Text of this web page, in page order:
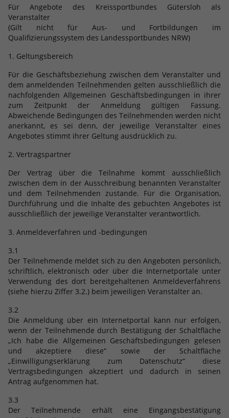
Für Angebote des Kreissportbundes Gütersloh als
Veranstalter
(Gilt nicht für Aus- und Fortbildungen im
Qualifizierungssystem des Landessportbundes NRW)
1. Geltungsbereich
Für die Geschäftsbeziehung zwischen dem Veranstalter und
dem anmeldenden Teilnehmenden gelten ausschließlich die
nachfolgenden Allgemeinen Geschäftsbedingungen in ihrer
zum Zeitpunkt der Anmeldung gültigen Fassung.
Abweichende Bedingungen des Teilnehmenden werden nicht
anerkannt, es sei denn, der jeweilige Veranstalter eines
Angebotes stimmt ihrer Geltung ausdrücklich zu.
2. Vertragspartner
Der Vertrag über die Teilnahme kommt ausschließlich
zwischen dem in der Ausschreibung benannten Veranstalter
und dem Teilnehmenden zustande. Für die Organisation,
Durchführung und die Inhalte des gebuchten Angebotes ist
ausschließlich der jeweilige Veranstalter verantwortlich.
3. Anmeldeverfahren und -bedingungen
3.1
Der Teilnehmende meldet sich zu den Angeboten persönlich,
schriftlich, elektronisch oder über die Internetportale unter
Verwendung des dort bereitgehaltenen Anmeldeverfahrens
(siehe hierzu Ziffer 3.2.) beim jeweiligen Veranstalter an.
3.2
Die Anmeldung über ein Internetportal kann nur erfolgen,
wenn der Teilnehmende durch Bestätigung der Schaltfläche
„Ich habe die Allgemeinen Geschäftsbedingungen gelesen
und akzeptiere diese“ sowie der Schaltfläche
„Einwilligungserklärung zum Datenschutz“ diese
Vertragsbedingungen akzeptiert und dadurch in seinen
Antrag aufgenommen hat.
3.3
Der Teilnehmende erhält eine Eingangsbestätigung